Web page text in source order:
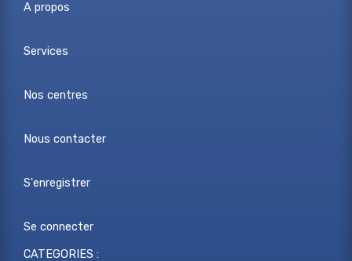
A propos
Services
Nos centres
Nous contacter
S'enregistrer
Se connecter
CATEGORIES :